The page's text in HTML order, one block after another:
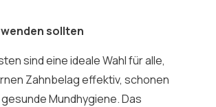
sollten
sind eine ideale Wahl für alle,
Zahnbelag effektiv, schonen
Mundhygiene. Das